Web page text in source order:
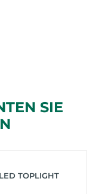
SIE
TOPLIGHT